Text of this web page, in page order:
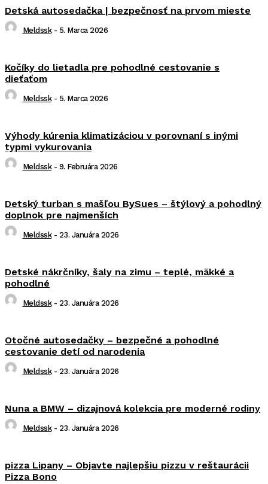
Detská autosedačka | bezpečnosť na prvom mieste
Meldssk - 5. Marca 2026
Kočíky do lietadla pre pohodlné cestovanie s
dieťaťom
Meldssk - 5. Marca 2026
Výhody kúrenia klimatizáciou v porovnaní s inými
typmi vykurovania
Meldssk - 9. Februára 2026
Detský turban s mašľou BySues – štýlový a pohodlný
doplnok pre najmenších
Meldssk - 23. Januára 2026
Detské nákrčníky, šaly na zimu – teplé, mäkké a
pohodlné
Meldssk - 23. Januára 2026
Otočné autosedačky – bezpečné a pohodlné
cestovanie detí od narodenia
Meldssk - 23. Januára 2026
Nuna a BMW – dizajnová kolekcia pre moderné rodiny
Meldssk - 23. Januára 2026
pizza Lipany – Objavte najlepšiu pizzu v reštaurácii
Pizza Bono